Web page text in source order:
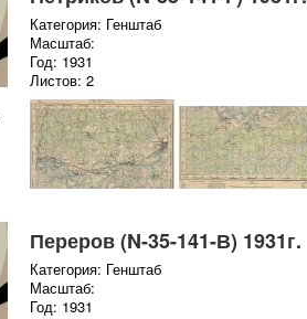
Категория: Генштаб
Масштаб:
Год: 1931
Листов: 2
Переров (N-35-141-В) 1931г.
Категория: Генштаб
Масштаб:
Год: 1931